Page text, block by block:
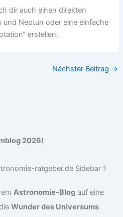
dir auch einen direkten
und Neptun oder eine einfache
erstellen.
Nächster Beitrag →
2026!
Astronomie-Blog auf eine
Wunder des Universums